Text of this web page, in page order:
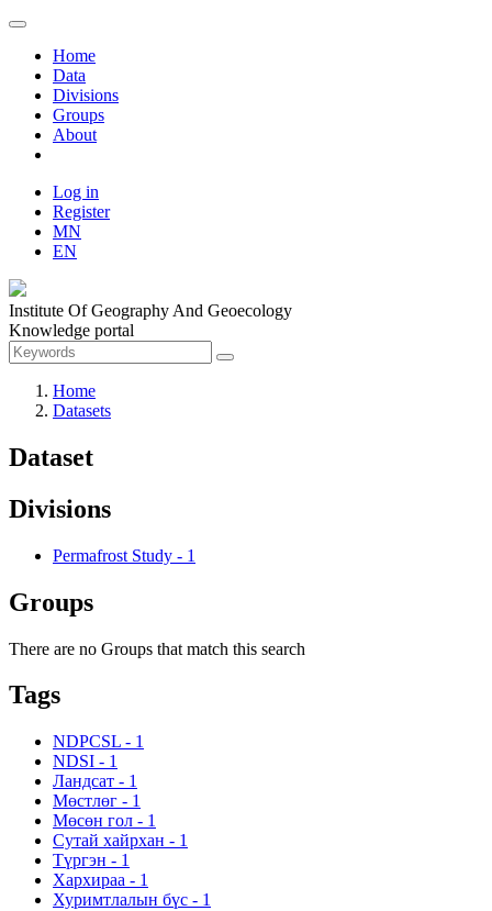
Home
Data
Divisions
Groups
About
Log in
Register
MN
EN
Institute Of Geography And Geoecology
Knowledge portal
Home
Datasets
Dataset
Divisions
Permafrost Study - 1
Groups
There are no Groups that match this search
Tags
NDPCSL - 1
NDSI - 1
Ландсат - 1
Мөстлөг - 1
Мөсөн гол - 1
Сутай хайрхан - 1
Түргэн - 1
Хархираа - 1
Хуримтлалын бүс - 1